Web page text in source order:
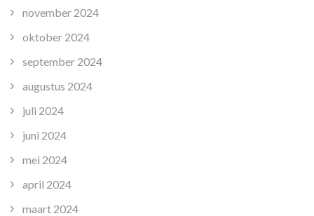
november 2024
oktober 2024
september 2024
augustus 2024
juli 2024
juni 2024
mei 2024
april 2024
maart 2024